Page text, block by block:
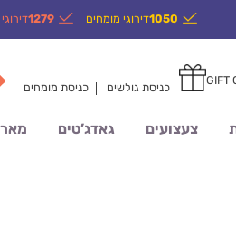
1050דירוגי מומחים 1279
GIFT כניסת גולשים כניסת מומחים
צעצועים גאדג’טים